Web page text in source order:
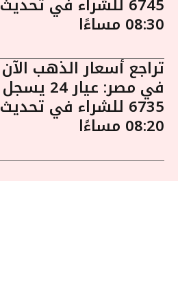
08:30 مساءًا
تراجع أسعار الذهب الآن
في مصر: عيار 24 يسجل
6735 للشراء في تحديث
08:20 مساءًا